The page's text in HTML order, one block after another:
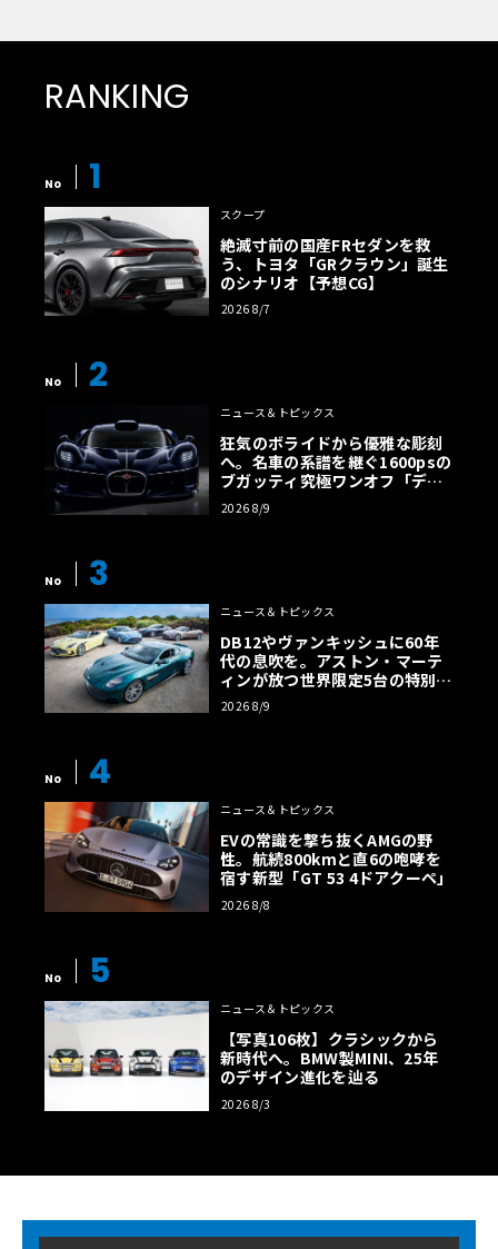
RANKING
No 1
スクープ
絶滅寸前の国産FRセダンを救
う、トヨタ「GRクラウン」誕生
のシナリオ【予想CG】
2026 8/7
No 2
ニュース＆トピックス
狂気のボライドから優雅な彫刻
へ。名車の系譜を継ぐ1600psの
ブガッティ究極ワンオフ「デス
トリエ」
2026 8/9
No 3
ニュース＆トピックス
DB12やヴァンキッシュに60年
代の息吹を。アストン・マーテ
ィンが放つ世界限定5台の特別コ
レクション
2026 8/9
No 4
ニュース＆トピックス
EVの常識を撃ち抜くAMGの野
性。航続800kmと直6の咆哮を
宿す新型「GT 53 4ドアクーペ」
2026 8/8
No 5
ニュース＆トピックス
【写真106枚】クラシックから
新時代へ。BMW製MINI、25年
のデザイン進化を辿る
2026 8/3